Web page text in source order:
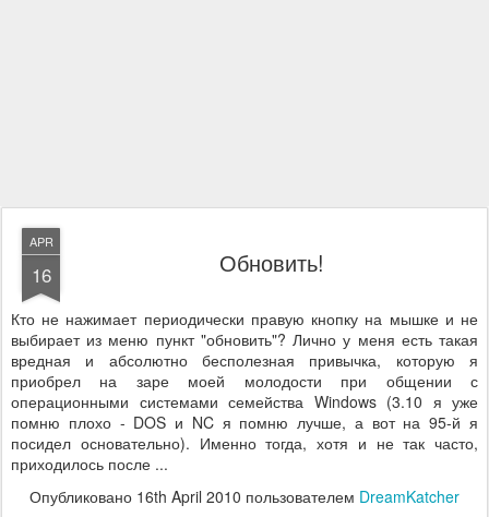
APR
16 Обновить!
Кто не нажимает периодически правую кнопку на мышке и не
выбирает из меню пункт "обновить"? Лично у меня есть такая
вредная и абсолютно бесполезная привычка, которую я
приобрел на заре моей молодости при общении с
операционными системами семейства Windows (3.10 я уже
помню плохо - DOS и NC я помню лучше, а вот на 95-й я
посидел основательно). Именно тогда, хотя и не так часто,
приходилось после ...
Опубликовано 16th April 2010 пользователем DreamKatcher